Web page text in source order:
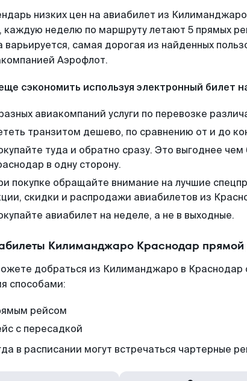
низких цен на авиабилет из
каждую неделю по маршруту летают 5 прямых
варьируется, самая дорогая из найденных
Аэрофлот.
сэкономить используя электронный билет
авиакомпаний услуги по перевозке
транзитом дешево, по сравнению от и до
туда и обратно сразу. Это выгоднее
в одну сторону.
покупке обращайте внимание на лучшие
скидки и распродажи авиабилетов из
авиабилет на неделе, а не в выходные.
Килиманджаро Краснодар
добраться из Килиманджаро в Краснодар
способами:
рейсом
с пересадкой
в расписании могут встречаться чартерные